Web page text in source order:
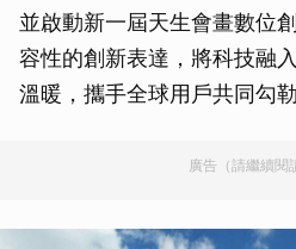
並啟動新一屆天生會畫數位
容性的創新表達，將科技融
溫暖，攜手全球用戶共同勾
廣告（請繼續閱